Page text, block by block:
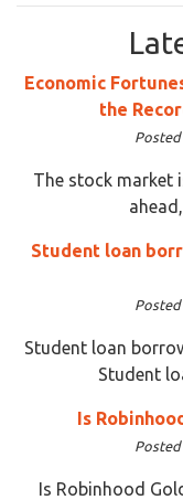
Economic
the
Posted
The stock market
Student loan
Posted
Student loan
Student
Is
Posted
Is Robinhood